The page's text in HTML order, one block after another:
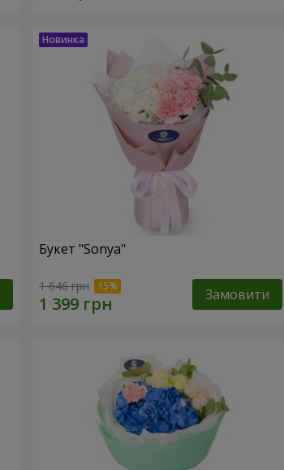
Букет "Sonya"
1 646 грн Замовити